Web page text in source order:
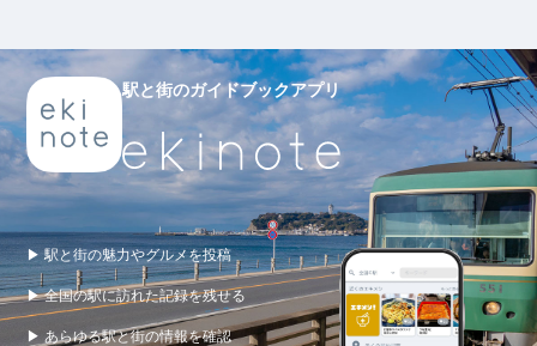
駅と街のガイドブックアプリ
▶ 駅と街の魅力やグルメを投稿
▶ 全国の駅に訪れた記録を残せる
▶ あらゆる駅と街の情報を確認